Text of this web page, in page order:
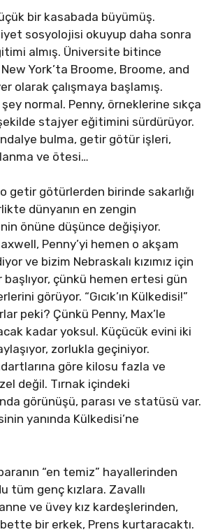
bir kasabada büyümüş.
sosyolojisi okuyup daha sonra
almış. Üniversite bitince
York’ta Broome, Broome, and
olarak çalışmaya başlamış.
normal. Penny, örneklerine sıkça
şekilde stajyer eğitimini sürdürüyor.
bulma, getir götür işleri,
ve ötesi…
getir götürlerden birinde sakarlığı
dünyanın en zengin
önüne düşünce değişiyor.
Penny’yi hemen o akşam
ve bizim Nebraskalı kızımız için
başlıyor, çünkü hemen ertesi gün
görüyor. “Gıcık’ın Külkedisi!”
peki? Çünkü Penny, Max’le
kadar yoksul. Küçücük evini iki
zorlukla geçiniyor.
göre kilosu fazla ve
değil. Tırnak içindeki
görünüşü, parası ve statüsü var.
yanında Külkedisi’ne
“en temiz” hayallerinden
tüm genç kızlara. Zavallı
ve üvey kız kardeşlerinden,
bir erkek, Prens kurtaracaktı.